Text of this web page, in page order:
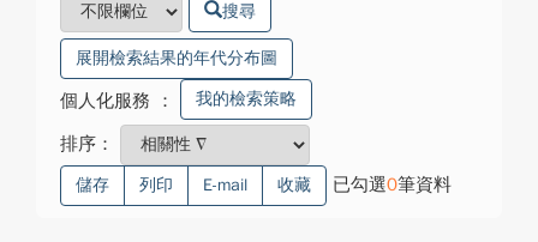
搜尋
展開檢索結果的年代分布圖
個人化服務 ： 我的檢索策略
排序：
儲存 列印 E-mail 收藏 已勾選0筆資料